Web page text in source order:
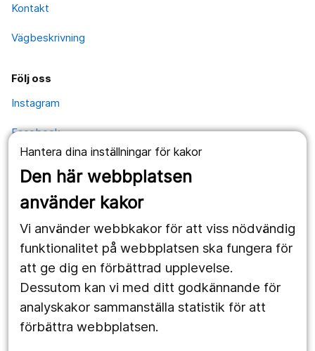
Hantera dina inställningar för kakor
Den här webbplatsen
använder kakor
Vi använder webbkakor för att viss nödvändig
funktionalitet på webbplatsen ska fungera för
att ge dig en förbättrad upplevelse.
Dessutom kan vi med ditt godkännande för
analyskakor sammanställa statistik för att
förbättra webbplatsen.
Kontakt
Vägbeskrivning
Följ oss
Instagram
Facebook
Kontakt
Postadress
Kävesta folkhögskola
Kävesta 180
697 94 Sköllersta